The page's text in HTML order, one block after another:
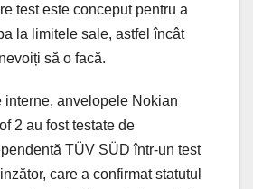
test este conceput pentru a
la limitele sale, astfel încât
să o facă.
interne, anvelopele Nokian
2 au fost testate de
TÜV SÜD într-un test
care a confirmat statutul